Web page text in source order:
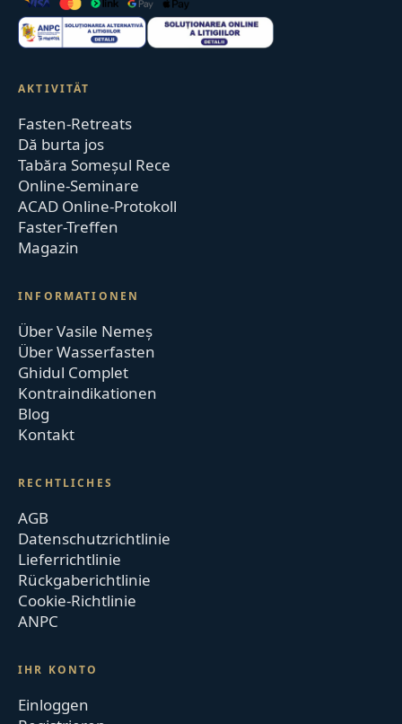
AKTIVITÄT
Fasten-Retreats
Dă burta jos
Tabăra Someșul Rece
Online-Seminare
ACAD Online-Protokoll
Faster-Treffen
Magazin
INFORMATIONEN
Über Vasile Nemeș
Über Wasserfasten
Ghidul Complet
Kontraindikationen
Blog
Kontakt
RECHTLICHES
AGB
Datenschutzrichtlinie
Lieferrichtlinie
Rückgaberichtlinie
Cookie-Richtlinie
ANPC
IHR KONTO
Einloggen